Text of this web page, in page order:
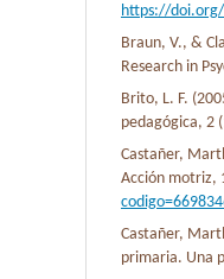
https://
Braun, V., &
Research in
Brito, L. F.
pedagógica, 2
Castañer,
Acción motriz,
Castañer,
primaria. Una